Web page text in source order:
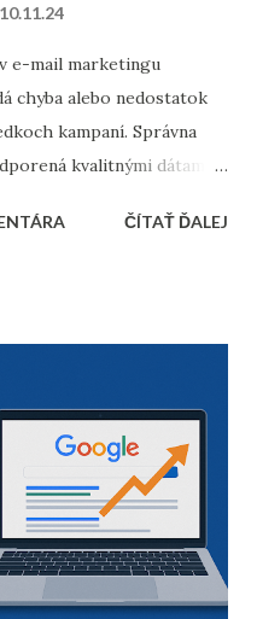
10.11.24
e-mail marketingu
chyba alebo nedostatok
kampaní. Správna
kvalitnými dátami a
spokojnosť zákazníkov.
starých alebo
zvýšiť mieru
e-maily skončia v
na tých príjemcov, ktorí
či má zmysel ich
alebo ich radšej
kontaktov podľa
ČÍTAŤ ĎALEJ